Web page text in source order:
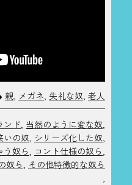
親 メガネ 失礼な奴 老人
ンド, 当然のように変な奴,
いの奴, シリーズ化した奴,
う奴ら, コント仕様の奴ら,
奴ら, その他特徴的な奴ら
,